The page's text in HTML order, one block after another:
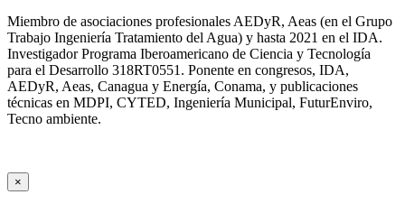
Miembro de asociaciones profesionales AEDyR, Aeas (en el Grupo
Trabajo Ingeniería Tratamiento del Agua) y hasta 2021 en el IDA.
Investigador Programa Iberoamericano de Ciencia y Tecnología
para el Desarrollo 318RT0551. Ponente en congresos, IDA,
AEDyR, Aeas, Canagua y Energía, Conama, y publicaciones
técnicas en MDPI, CYTED, Ingeniería Municipal, FuturEnviro,
Tecno ambiente.
×